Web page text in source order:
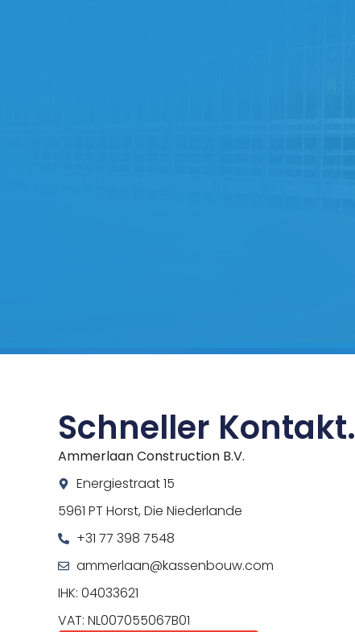
Schneller Kontakt.
Ammerlaan Construction B.V.
Energiestraat 15
5961 PT Horst, Die Niederlande
+31 77 398 7548
ammerlaan@kassenbouw.com
IHK: 04033621
VAT: NL007055067B01